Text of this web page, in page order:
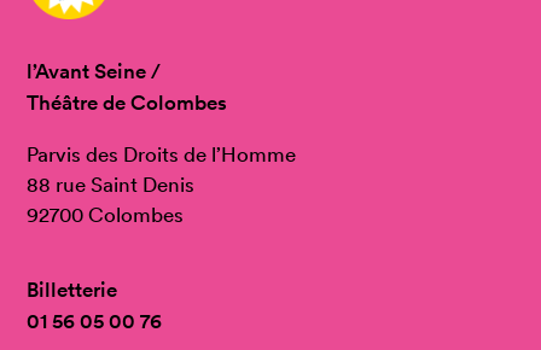
l’Avant Seine /
Théâtre de Colombes
Parvis des Droits de l’Homme
88 rue Saint Denis
92700 Colombes
Billetterie
01 56 05 00 76